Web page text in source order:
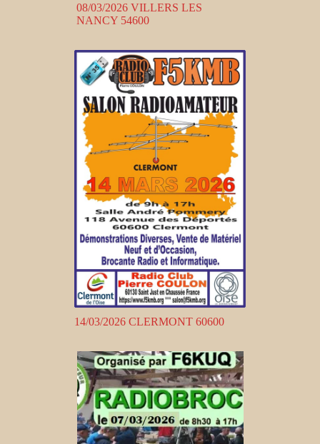
08/03/2026 VILLERS LES
NANCY 54600
14/03/2026 CLERMONT 60600